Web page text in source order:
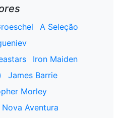
A Seleção
Iron Maiden
James Barrie
Morley
Aventura